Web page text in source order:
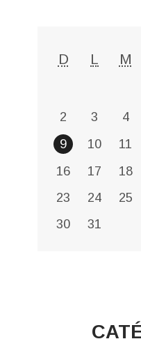
D L M
2
3 4
9
10 11
16
17 18
23
24 25
30
31